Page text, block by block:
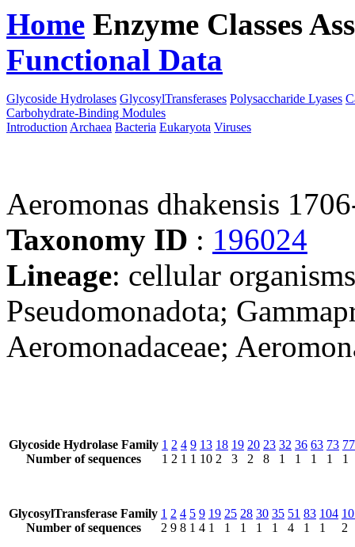
Home Enzyme Classes
Functional Data
Glycoside Hydrolases GlycosylTransferases Polysaccharide Lyases
Carbohydrate-Binding Modules
Introduction Archaea Bacteria Eukaryota Viruses
Aeromonas dhakensis
Taxonomy ID : 196024
Lineage: cellular
Pseudomonadota;
Aeromonadaceae;
Glycoside Hydrolase Family
Number of sequences
1
1
2
2
4
1
9
1
13
10
18
2
19
3
20
2
23
8
32
1
36
1
63
1
73
1
77
1
GlycosylTransferase Family
Number of sequences
1
2
2
9
4
8
5
1
9
4
19
1
25
1
28
1
30
1
35
1
51
4
83
1
104
1
2